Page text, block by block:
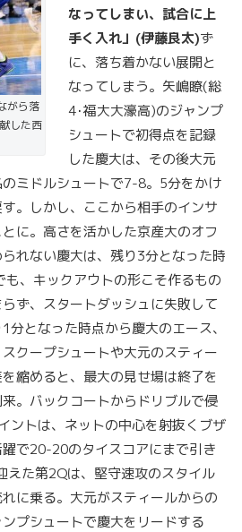
がら落
した西
なってしまい、試合に上
手く入れ」 (伊藤良太)ず
に、落ち着かない展開と
なってしまう。矢嶋瞭(総
4･福大大濠高)のジャンプ
シュートで初得点を記録
した慶大は、その後大元
ミドルシュートで7-8。5分をかけ
。しかし、ここから相手のインサ
に。高さを活かした京産大のオフ
れない慶大は、残り3分となった時
、キックアウトの形こそ作るもの
ず、スタートダッシュに失敗して
分となった時点から慶大のエース、
クープシュートや大元のスティー
縮めると、最大の見せ場は終了を
。バックコートからドリブルで侵
ントは、ネットの中心を射抜くブザ
で20-20のタイスコアにまで引き
えた第2Qは、堅守速攻のスタイル
に乗る。大元がスティールからの
プシュートで慶大をリードする